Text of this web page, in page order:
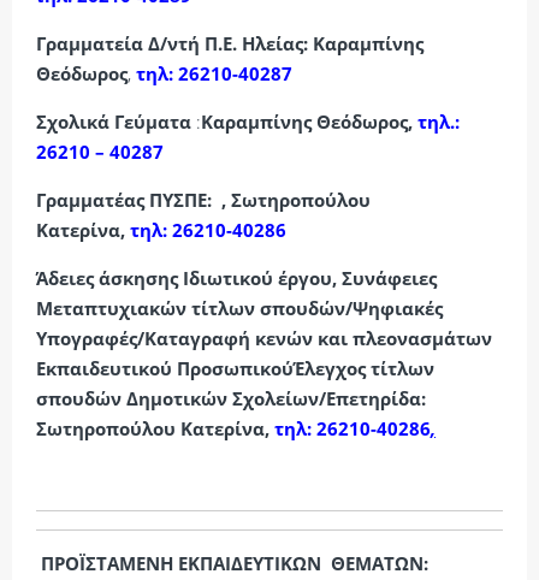
Γραμματεία Δ/ντή Π.Ε. Ηλείας: Καραμπίνης
Θεόδωρος, τηλ: 26210-40287
Σχολικά Γεύματα :Καραμπίνης Θεόδωρος, τηλ.:
26210 – 40287
Γραμματέας ΠΥΣΠΕ: , Σωτηροπούλου
Κατερίνα, τηλ: 26210-40286
Άδειες άσκησης Ιδιωτικού έργου, Συνάφειες
Μεταπτυχιακών τίτλων σπουδών/Ψηφιακές
Υπογραφές/Καταγραφή κενών και πλεονασμάτων
Εκπαιδευτικού ΠροσωπικούΈλεγχος τίτλων
σπουδών Δημοτικών Σχολείων/Επετηρίδα:
Σωτηροπούλου Κατερίνα, τηλ: 26210-40286,
ΠΡΟΪΣΤΑΜΕΝΗ ΕΚΠΑΙΔΕΥΤΙΚΩΝ ΘΕΜΑΤΩΝ: